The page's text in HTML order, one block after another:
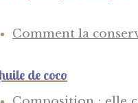
Comment la
de coco